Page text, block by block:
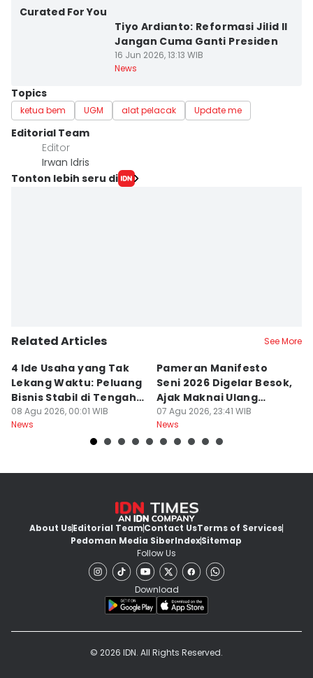
Curated For You
Tiyo Ardianto: Reformasi Jilid II
Jangan Cuma Ganti Presiden
16 Jun 2026, 13:13 WIB
News
Topics
ketua bem UGM alat pelacak Update me
Editorial Team
Editor
Irwan Idris
Tonton lebih seru di
Related Articles See More
4 Ide Usaha yang Tak
Lekang Waktu: Peluang
Bisnis Stabil di Tengah
Perubahan
08 Agu 2026, 00:01 WIB
News
Pameran Manifesto
Seni 2026 Digelar Besok,
Ajak Maknai Ulang
Maritim
07 Agu 2026, 23:41 WIB
News
About UsEditorial TeamContact UsTerms of Services
Pedoman Media SiberIndexSitemap
Follow Us
Download
© 2026 IDN. All Rights Reserved.